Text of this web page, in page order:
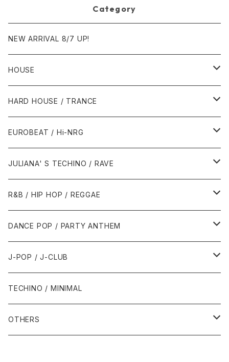
Category
NEW ARRIVAL 8/7 UP!
HOUSE
1980年代
1987年・以前
1988年
1990年代
1990年
1991年
1995年
1996年
2000年代
2000年
2001年
2005年
2010年代
2010年
2011年
HARD HOUSE / TRANCE
1990年代
1994年・以前
1995年
1999年
2000年代
2000年
2001年
2005年
EUROBEAT / Hi-NRG
1980年代
1986年・以前
1987年
1990年代
1990年
1991年
2000年代
JULIANA' S TECHINO / RAVE
1990年代
1990年
1991年
2000年代
2000年
2001年
R&B / HIP HOP / REGGAE
1980年代
1985年・以前
1986年
1990年代
1990年
1991年
2000年代
2000年
DANCE POP / PARTY ANTHEM
1980年代
1988年・以前
1989年
1990年代
1990年
2000年代
J-POP / J-CLUB
1980年代
1990年代
TECHINO / MINIMAL
OTHERS